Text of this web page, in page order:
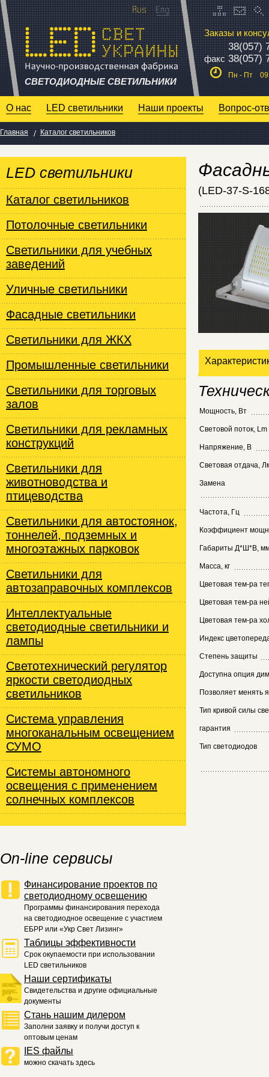
СВЕТОДИОДНЫЕ СВЕТИЛЬНИКИ
Заказы и
38(057)
факс 38(057)
Пн - Пт
О нас LED светильники Наши проекты Вопрос-
Главная Каталог светильников
LED светильники
Каталог светильников
Потолочные светильники
Светильники для учебных
заведений
Уличные светильники
Фасадные светильники
Светильники для ЖКХ
Промышленные светильники
Светильники для торговых
залов
Светильники для рекламных
конструкций
Cветильники для
животноводства и
птицеводства
Светильники для автостоянок,
тоннелей, подземных и
многоэтажных парковок
Светильники для
автозаправочных комплексов
Интеллектуальные
светодиодные светильники и
лампы
Светотехнический регулятор
яркости светодиодных
светильников
Система управления
многоканальным освещением
СУМО
Системы автономного
освещения с применением
солнечных комплексов
On-line сервисы
Финансирование проектов по
светодиодному освещению
Программы финансирования перехода
на светодиодное освещение с участием
ЕБРР или «Укр Свет Лизинг»
Таблицы эффективности
Срок окупаемости при использовании
LED светильников
Наши сертификаты
Свидетельства и другие официальные
документы
Стань нашим дилером
Заполни заявку и получи доступ к
оптовым ценам
IES файлы
можно скачать здесь
(LED-37-S-
Мощность, Вт
Световой поток, Lm
Напряжение, В
Световая отдача,
Замена
Частота, Гц
Коэффициент
Габариты Д*Ш*В,
Масса, кг
Цветовая тем-ра
Цветовая тем-ра
Цветовая тем-ра
Индекс
Степень защиты
Доступна опция
Позволяет менять
Тип кривой силы
гарантия
Тип светодиодов